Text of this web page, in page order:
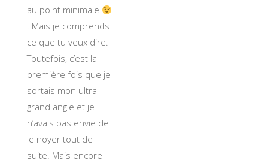
au point minimale
. Mais je comprends
ce que tu veux dire.
Toutefois, c’est la
première fois que je
sortais mon ultra
grand angle et je
n’avais pas envie de
le noyer tout de
suite. Mais encore